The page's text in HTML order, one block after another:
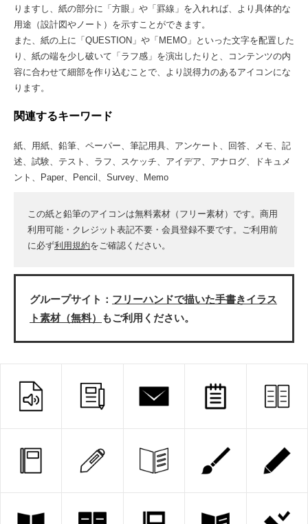
りますし、紙の部分に「方眼」や「罫線」を入れれば、より具体的な
用途（設計図やノート）を示すことができます。
また、紙の上に「QUESTION」や「MEMO」といった文字を配置した
り、紙の端を少し破いて「ラフ感」を演出したりと、コンテンツの内
容に合わせて細部を作り込むことで、より説得力のあるアイコンにな
ります。
関連するキーワード
紙、用紙、鉛筆、ペーパー、筆記用具、アンケート、回答、メモ、記
述、試験、テスト、ラフ、スケッチ、アイデア、アナログ、ドキュメ
ント、Paper、Pencil、Survey、Memo
この紙と鉛筆のアイコンは無料素材（フリー素材）です。商用
利用可能・クレジット表記不要・会員登録不要です。ご利用前
に必ず利用規約をご確認ください。
グループサイト： フリーハンドで描いた手書きイラス
ト素材（無料）
もご利用ください。